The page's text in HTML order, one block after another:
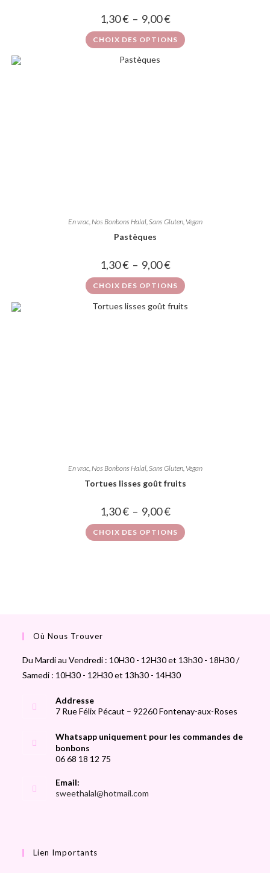
1,30€ – 9,00€
CHOIX DES OPTIONS
En vrac,Nos Bonbons Halal, Sans Gluten, Vegan
Pastèques
1,30€ – 9,00€
CHOIX DES OPTIONS
En vrac, Nos Bonbons Halal, Sans Gluten, Vegan
Tortues lisses goût fruits
1,30€ – 9,00€
CHOIX DES OPTIONS
Où Nous Trouver
Du Mardi au Vendredi : 10H30 - 12H30 et 13h30 - 18H30 /
Samedi : 10H30 - 12H30 et 13h30 - 14H30
Addresse
7 Rue Félix Pécaut – 92260 Fontenay-aux-Roses
Whatsapp uniquement pour les commandes de
bonbons
06 68 18 12 75
Email:
sweethalal@hotmail.com
Lien Importants